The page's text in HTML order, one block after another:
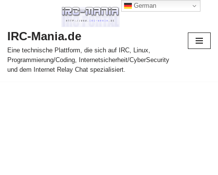
Inhalt
springen
IRC-Mania.de
Eine technische Plattform, die sich auf IRC, Linux,
Programmierung/Coding, Internetsicherheit/CyberSecurity
und dem Internet Relay Chat spezialisiert.
German